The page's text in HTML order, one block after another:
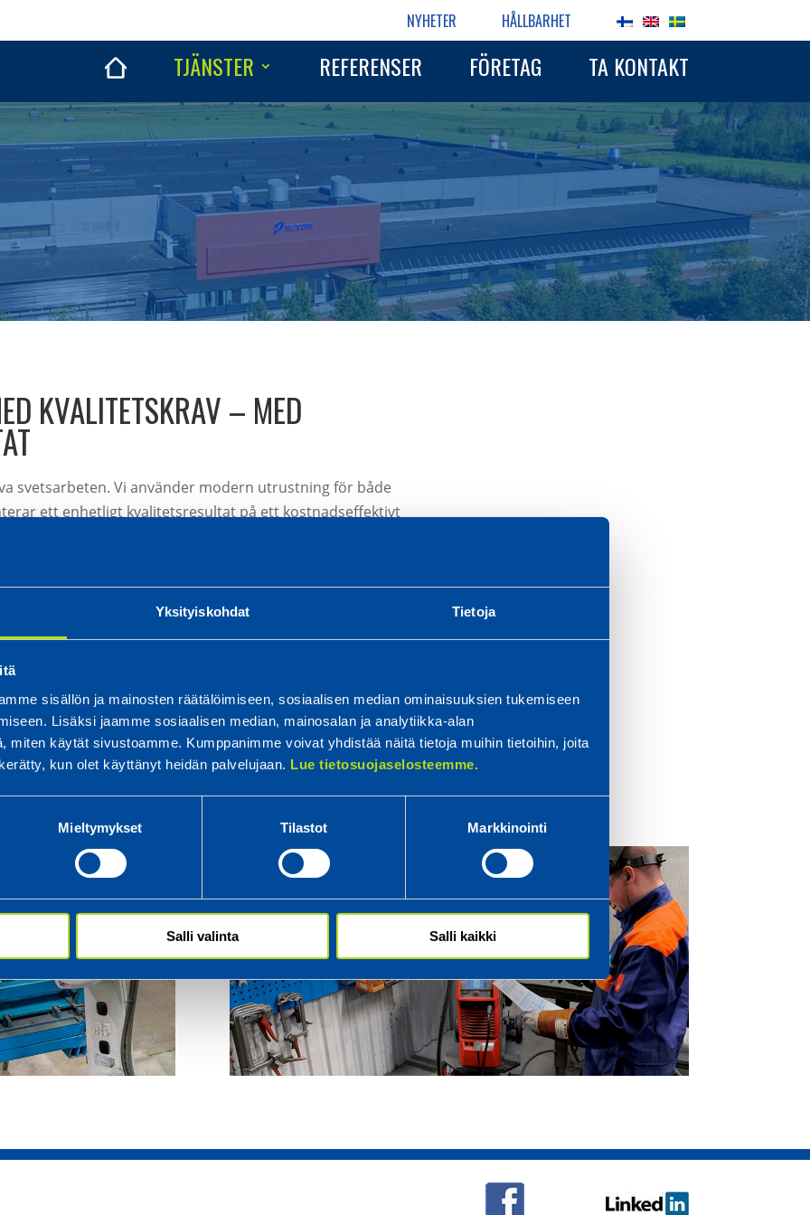
Yksityiskohdat Tietoja
sisällön ja mainosten räätälöimiseen, sosiaalisen median ominaisuuksien tukemiseen
Lisäksi jaamme sosiaalisen median, mainosalan ja analytiikka-alan
miten käytät sivustoamme. Kumppanimme voivat yhdistää näitä tietoja muihin tietoihin, joita
kun olet käyttänyt heidän palvelujaan. Lue tietosuojaselosteemme.
Mieltymykset Tilastot Markkinointi
Salli valinta Salli kaikki
NYHETER HÅLLBARHET
TJÄNSTER REFERENSER FÖRETAG TA KONTAKT
KVALITETSKRAV – MED
svetsarbeten. Vi använder modern utrustning för både
ett enhetligt kvalitetsresultat på ett kostnadseffektivt
i standarden SFS-EN ISO 3834-2.
och tre IWS-svetskoordinatorer. Alla våra svetsare har
EN ISO 9606-1.